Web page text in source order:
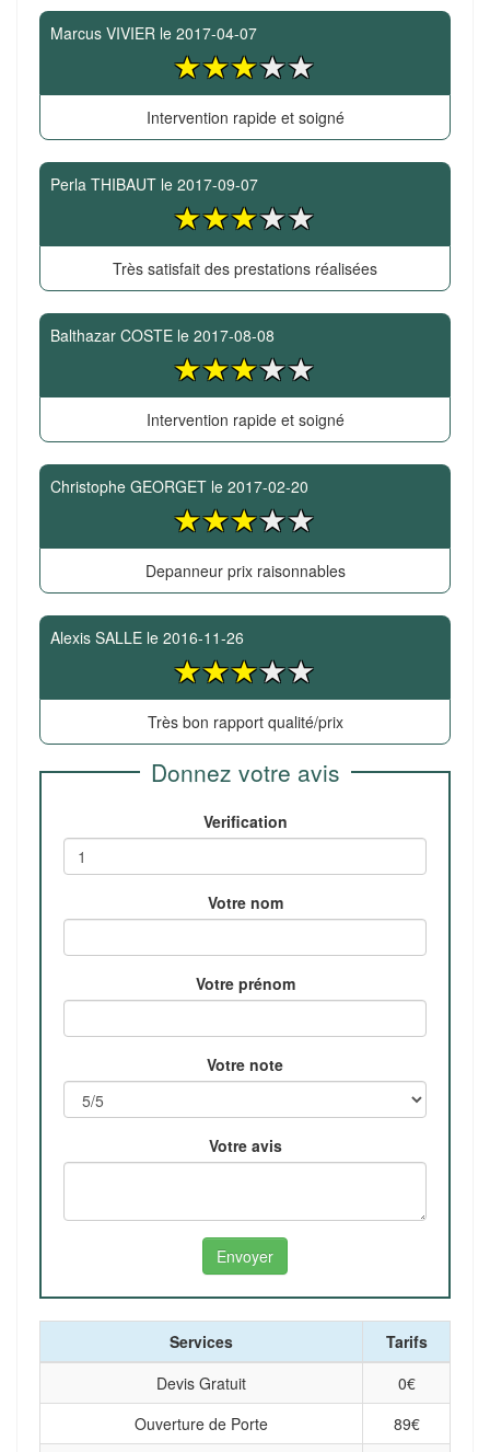
Marcus VIVIER le 2017-04-07
Intervention rapide et soigné
Perla THIBAUT le 2017-09-07
Très satisfait des prestations réalisées
Balthazar COSTE le 2017-08-08
Intervention rapide et soigné
Christophe GEORGET le 2017-02-20
Depanneur prix raisonnables
Alexis SALLE le 2016-11-26
Très bon rapport qualité/prix
Donnez votre avis
Verification
Votre nom
Votre prénom
Votre note
Votre avis
Services
Tarifs
Devis Gratuit
0€
Ouverture de Porte
89€